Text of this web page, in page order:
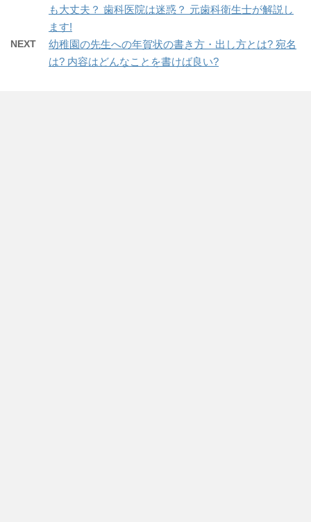
も大丈夫？ 歯科医院は迷惑？ 元歯科衛生士が解説し
ます!
NEXT
幼稚園の先生への年賀状の書き方・出し方とは? 宛名
は? 内容はどんなことを書けば良い?